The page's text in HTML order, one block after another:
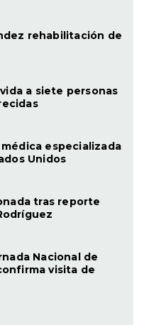
rehabilitación de
a siete personas
especializada
Unidos
tras reporte
Nacional de
visita de